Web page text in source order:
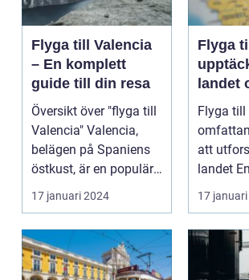
Flyga till Valencia
– En komplett
guide till din resa
Översikt över "flyga till
Valencia" Valencia,
belägen på Spaniens
östkust, är en populär
destinatio...
17 januari 2024
Flyga
landet
Flyga till
att
landet En
17